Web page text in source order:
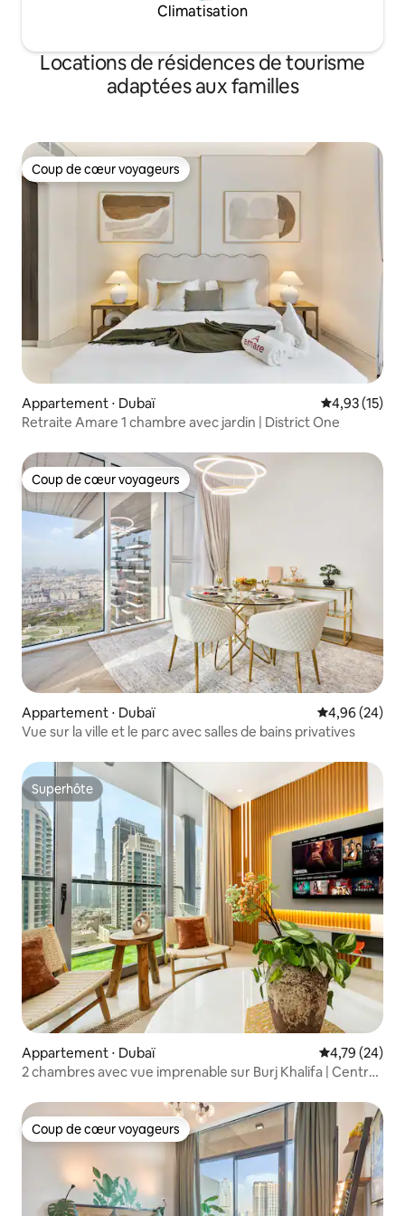
Climatisation
Locations de résidences de tourisme
adaptées aux familles
Coup de cœur voyageurs
Coup de cœur voyageurs
Appartement ⋅ Dubaï Évaluation
4,93 (15)
Retraite Amare 1 chambre avec jardin | District One
Coup de cœur voyageurs
Coup de cœur voyageurs
Appartement ⋅ Dubaï Évaluation
4,96 (24)
Vue sur la ville et le parc avec salles de bains privatives
Superhôte
Superhôte
Appartement ⋅ Dubaï Évaluation
4,79 (24)
2 chambres avec vue imprenable sur Burj Khalifa | Centre-
Coup de cœur voyageurs
Coup de cœur voyageurs